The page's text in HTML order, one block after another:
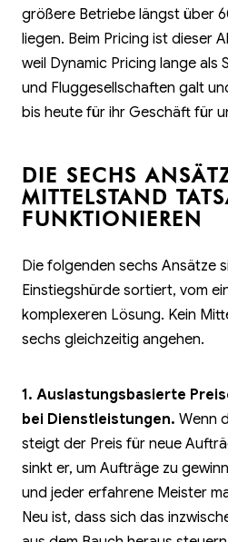
größere Betriebe längst über
liegen. Beim Pricing ist dieser
weil Dynamic Pricing lange als
und Fluggesellschaften galt
bis heute für ihr Geschäft für
DIE SECHS
MITTELSTAND
FUNKTIONIEREN
Die folgenden sechs Ansätze
Einstiegshürde sortiert, vom
komplexeren Lösung. Kein
sechs gleichzeitig angehen.
1. Auslastungsbasierte
bei Dienstleistungen. Wenn
steigt der Preis für neue
sinkt er, um Aufträge zu
und jeder erfahrene Meister
Neu ist, dass sich das